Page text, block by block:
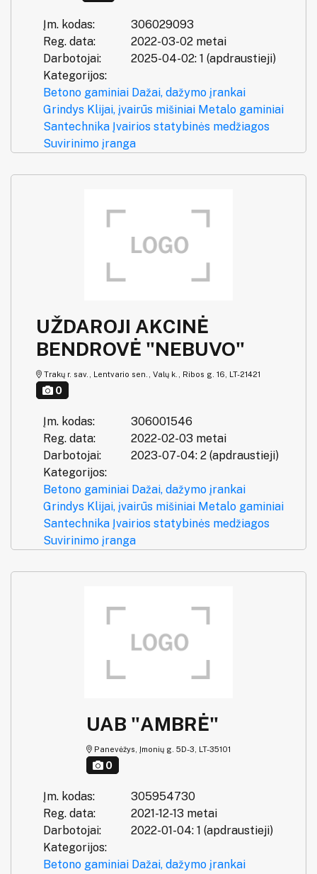
Įm. kodas:
306029093
Reg. data:
2022-03-02 metai
Darbotojai:
2025-04-02: 1 (apdraustieji)
Kategorijos:
Betono gaminiai Dažai, dažymo įrankai
Grindys Klijai, įvairūs mišiniai Metalo gaminiai
Santechnika Įvairios statybinės medžiagos
Suvirinimo įranga
UŽDAROJI AKCINĖ
BENDROVĖ "NEBUVO"
Trakų r. sav., Lentvario sen., Valų k., Ribos g. 16, LT-21421
0
Įm. kodas:
306001546
Reg. data:
2022-02-03 metai
Darbotojai:
2023-07-04: 2 (apdraustieji)
Kategorijos:
Betono gaminiai Dažai, dažymo įrankai
Grindys Klijai, įvairūs mišiniai Metalo gaminiai
Santechnika Įvairios statybinės medžiagos
Suvirinimo įranga
UAB "AMBRĖ"
Panevėžys, Įmonių g. 5D-3, LT-35101
0
Įm. kodas:
305954730
Reg. data:
2021-12-13 metai
Darbotojai:
2022-01-04: 1 (apdraustieji)
Kategorijos:
Betono gaminiai Dažai, dažymo įrankai